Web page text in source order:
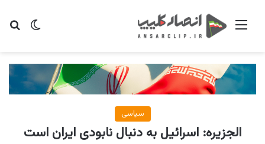
تغییر منو
سیاسی
الجزیره: اسرائیل به دنبال نابودی ایران است